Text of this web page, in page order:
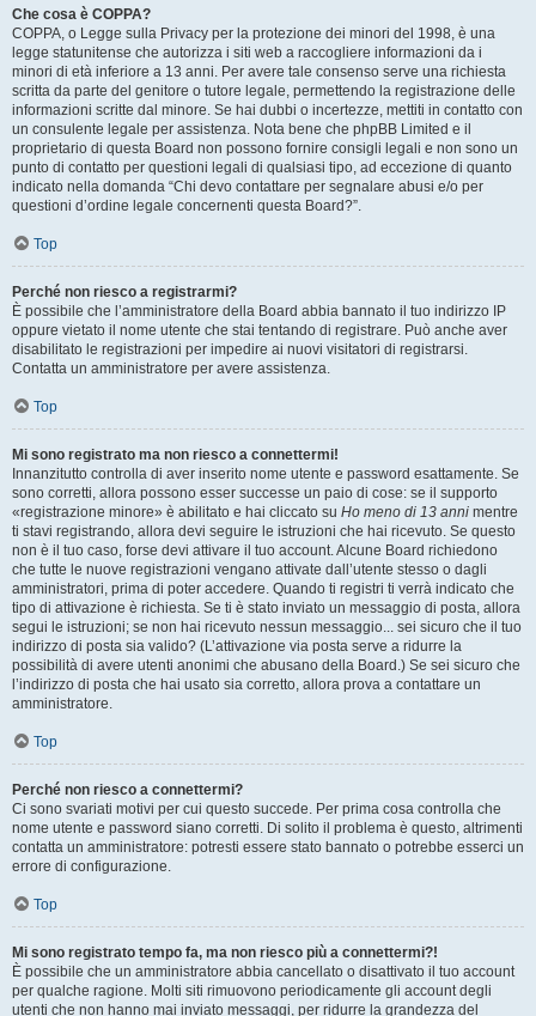
Che cosa è COPPA?
COPPA, o Legge sulla Privacy per la protezione dei minori del 1998, è una
legge statunitense che autorizza i siti web a raccogliere informazioni da i
minori di età inferiore a 13 anni. Per avere tale consenso serve una richiesta
scritta da parte del genitore o tutore legale, permettendo la registrazione delle
informazioni scritte dal minore. Se hai dubbi o incertezze, mettiti in contatto con
un consulente legale per assistenza. Nota bene che phpBB Limited e il
proprietario di questa Board non possono fornire consigli legali e non sono un
punto di contatto per questioni legali di qualsiasi tipo, ad eccezione di quanto
indicato nella domanda “Chi devo contattare per segnalare abusi e/o per
questioni d’ordine legale concernenti questa Board?”.
Top
Perché non riesco a registrarmi?
È possibile che l’amministratore della Board abbia bannato il tuo indirizzo IP
oppure vietato il nome utente che stai tentando di registrare. Può anche aver
disabilitato le registrazioni per impedire ai nuovi visitatori di registrarsi.
Contatta un amministratore per avere assistenza.
Top
Mi sono registrato ma non riesco a connettermi!
Innanzitutto controlla di aver inserito nome utente e password esattamente. Se
sono corretti, allora possono esser successe un paio di cose: se il supporto
«registrazione minore» è abilitato e hai cliccato su Ho meno di 13 anni mentre
ti stavi registrando, allora devi seguire le istruzioni che hai ricevuto. Se questo
non è il tuo caso, forse devi attivare il tuo account. Alcune Board richiedono
che tutte le nuove registrazioni vengano attivate dall’utente stesso o dagli
amministratori, prima di poter accedere. Quando ti registri ti verrà indicato che
tipo di attivazione è richiesta. Se ti è stato inviato un messaggio di posta, allora
segui le istruzioni; se non hai ricevuto nessun messaggio... sei sicuro che il tuo
indirizzo di posta sia valido? (L’attivazione via posta serve a ridurre la
possibilità di avere utenti anonimi che abusano della Board.) Se sei sicuro che
l’indirizzo di posta che hai usato sia corretto, allora prova a contattare un
amministratore.
Top
Perché non riesco a connettermi?
Ci sono svariati motivi per cui questo succede. Per prima cosa controlla che
nome utente e password siano corretti. Di solito il problema è questo, altrimenti
contatta un amministratore: potresti essere stato bannato o potrebbe esserci un
errore di configurazione.
Top
Mi sono registrato tempo fa, ma non riesco più a connettermi?!
È possibile che un amministratore abbia cancellato o disattivato il tuo account
per qualche ragione. Molti siti rimuovono periodicamente gli account degli
utenti che non hanno mai inviato messaggi, per ridurre la grandezza del